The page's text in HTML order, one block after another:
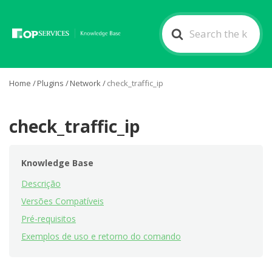
Search
For
Home /Plugins /Network/check_traffic_ip
check_traffic_ip
Knowledge Base
Descrição
Versões Compatíveis
Pré-requisitos
Exemplos de uso e retorno do comando